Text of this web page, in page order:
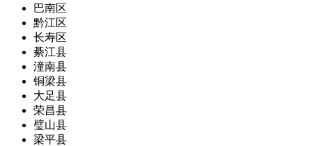
巴南区
黔江区
长寿区
綦江县
潼南县
铜梁县
大足县
荣昌县
璧山县
梁平县